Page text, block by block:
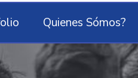
Quienes Sómos?